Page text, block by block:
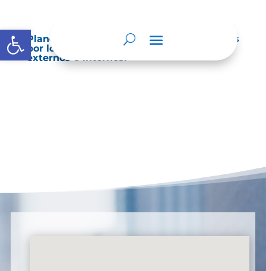
Abrir barra de herramientas
Planes de Mejoramiento vigentes exigidos
por los entes de control o auditoría
externos o internos.